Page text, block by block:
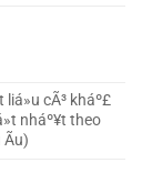
liá»u cÃ³ kháº£
nháº¥t theo